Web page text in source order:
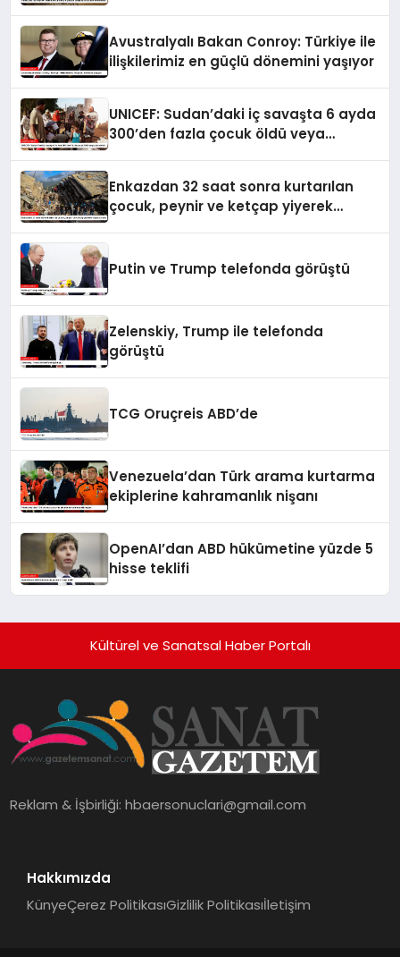
Avustralyalı Bakan Conroy: Türkiye ile
ilişkilerimiz en güçlü dönemini yaşıyor
UNICEF: Sudan’daki iç savaşta 6 ayda
300’den fazla çocuk öldü veya
Enkazdan 32 saat sonra kurtarılan
çocuk, peynir ve ketçap yiyerek
Putin ve Trump telefonda görüştü
Zelenskiy, Trump ile telefonda
görüştü
TCG Oruçreis ABD’de
Venezuela’dan Türk arama kurtarma
ekiplerine kahramanlık nişanı
OpenAI’dan ABD hükümetine yüzde 5
hisse teklifi
Kültürel ve Sanatsal Haber Portalı
Reklam & İşbirliği:hbaersonuclari@gmail.com
Hakkımızda
KünyeÇerez PolitikasıGizlilik Politikasıİletişim